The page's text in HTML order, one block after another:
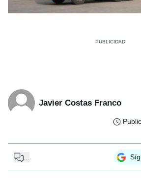
Javier Costas Franco
...